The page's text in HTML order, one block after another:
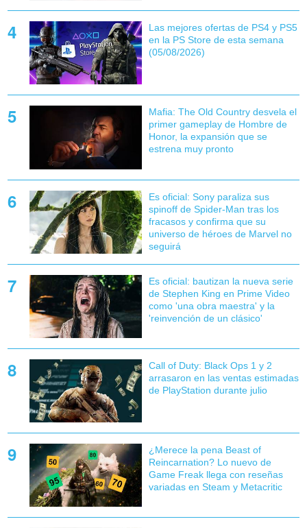
Las mejores ofertas de PS4 y PS5
en la PS Store de esta semana
(05/08/2026)
Mafia: The Old Country desvela el
primer gameplay de Hombre de
Honor, la expansión que se
estrena muy pronto
Es oficial: Sony paraliza sus
spinoff de Spider-Man tras los
fracasos y confirma que su
universo de héroes de Marvel no
seguirá
Es oficial: bautizan la nueva serie
de Stephen King en Prime Video
como 'una obra maestra' y la
'reinvención de un clásico'
Call of Duty: Black Ops 1 y 2
arrasaron en las ventas estimadas
de PlayStation durante julio
¿Merece la pena Beast of
Reincarnation? Lo nuevo de
Game Freak llega con reseñas
variadas en Steam y Metacritic